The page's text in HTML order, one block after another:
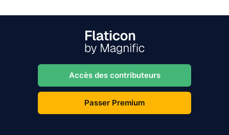
Accès des contributeurs
Passer Premium